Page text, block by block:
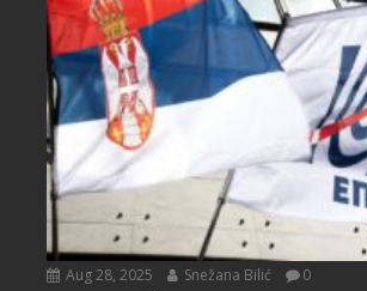
Aug 28, 2025 Snežana Bilić 0